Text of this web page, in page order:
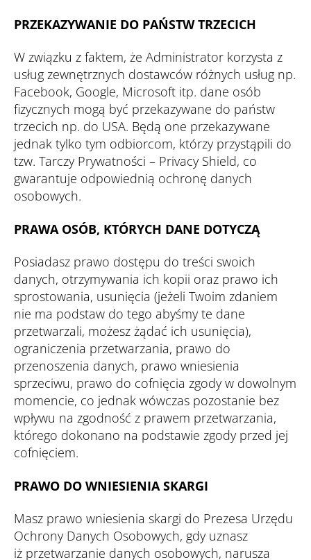
PRZEKAZYWANIE DO PAŃSTW TRZECICH
W związku z faktem, że Administrator korzysta z
usług zewnętrznych dostawców różnych usług np.
Facebook, Google, Microsoft itp. dane osób
fizycznych mogą być przekazywane do państw
trzecich np. do USA. Będą one przekazywane
jednak tylko tym odbiorcom, którzy przystąpili do
tzw. Tarczy Prywatności – Privacy Shield, co
gwarantuje odpowiednią ochronę danych
osobowych.
PRAWA OSÓB, KTÓRYCH DANE DOTYCZĄ
Posiadasz prawo dostępu do treści swoich
danych, otrzymywania ich kopii oraz prawo ich
sprostowania, usunięcia (jeżeli Twoim zdaniem
nie ma podstaw do tego abyśmy te dane
przetwarzali, możesz żądać ich usunięcia),
ograniczenia przetwarzania, prawo do
przenoszenia danych, prawo wniesienia
sprzeciwu, prawo do cofnięcia zgody w dowolnym
momencie, co jednak wówczas pozostanie bez
wpływu na zgodność z prawem przetwarzania,
którego dokonano na podstawie zgody przed jej
cofnięciem.
PRAWO DO WNIESIENIA SKARGI
Masz prawo wniesienia skargi do Prezesa Urzędu
Ochrony Danych Osobowych, gdy uznasz
iż przetwarzanie danych osobowych, narusza